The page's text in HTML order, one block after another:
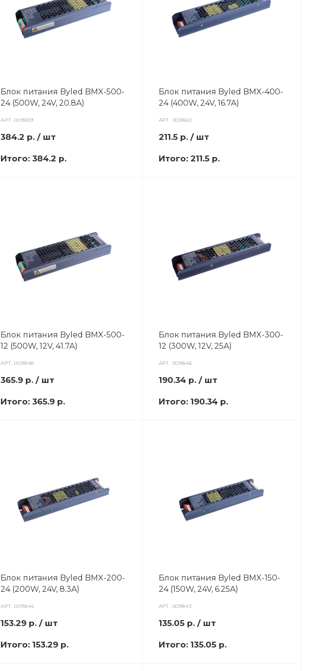
Блок питания Byled BMX-500-
24 (500W, 24V, 20.8A)
АРТ.009859
384.2 р. / шт
Итого:384.2 р.
Блок питания Byled BMX-400-
24 (400W, 24V, 16.7A)
АРТ. 009860
211.5 р./ шт
Итого: 211.5 р.
Блок питания Byled BMX-500-
12 (500W, 12V, 41.7A)
АРТ.009848
365.9 р. / шт
Итого:365.9 р.
Блок питания Byled BMX-300-
12 (300W, 12V, 25A)
АРТ. 009846
190.34 р./ шт
Итого: 190.34 р.
Блок питания Byled BMX-200-
24 (200W, 24V, 8.3A)
АРТ.009844
153.29 р. / шт
Итого:153.29 р.
Блок питания Byled BMX-150-
24 (150W, 24V, 6.25A)
АРТ. 009843
135.05 р./ шт
Итого: 135.05 р.